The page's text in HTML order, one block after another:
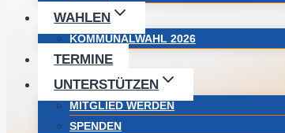
WAHLEN
KOMMUNALWAHL 2026
TERMINE
UNTERSTÜTZEN
MITGLIED WERDEN
SPENDEN